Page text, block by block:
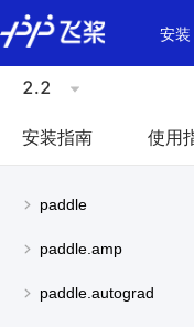
\u200E
安装
2.2
安装指南 使用
paddle
paddle.amp
paddle.autograd